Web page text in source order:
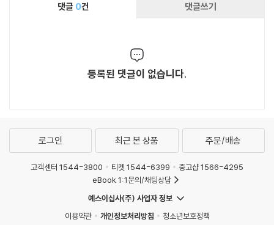
댓글 0건 댓글쓰기
등록된 댓글이 없습니다.
로그인 최근 본 상품 주문/배송
고객센터 1544-3800 티켓 1544-6399
중고샵 1566-4295
eBook 1:1문의/채팅상담
예스이십사(주) 사업자 정보
이용약관
개인정보처리방침
청소년보호정책